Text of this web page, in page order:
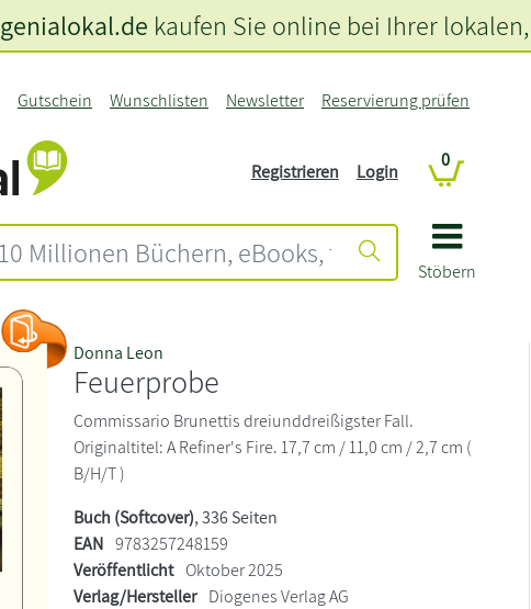
Stöbern
Gutschein Wunschlisten Newsletter Reservierung prüfen
Registrieren Login
0
genialokal.de kaufen Sie online bei Ihrer lokalen
Donna Leon
Feuerprobe
Commissario Brunettis dreiunddreißigster Fall.
Originaltitel: A Refiner's Fire. 17,7 cm / 11,0 cm / 2,7 cm (
B/H/T )
Buch (Softcover), 336 Seiten
EAN 9783257248159
Veröffentlicht Oktober 2025
Verlag/Hersteller Diogenes Verlag AG